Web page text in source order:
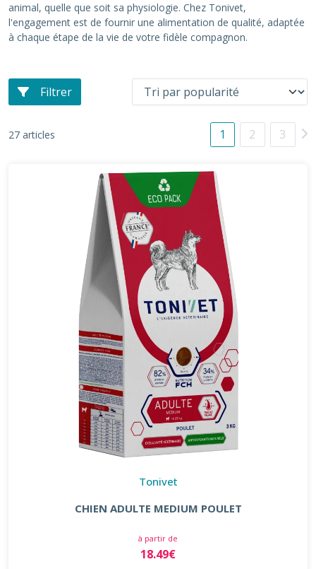
animal, quelle que soit sa physiologie. Chez Tonivet,
l'engagement est de fournir une alimentation de qualité, adaptée
à chaque étape de la vie de votre fidèle compagnon.
Filtrer
27 articles 1 2 3
Tonivet
CHIEN ADULTE MEDIUM POULET
à partir de
18.49€